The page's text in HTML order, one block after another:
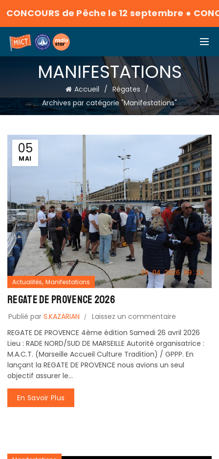
de Pêche le 12 septembre●
MANIFESTATIONS
Accueil
Régates
Archives par catégorie "Manifestations"
05
MAI
Actualités, Manifestations
REGATE DE PROVENCE 2026
Publié par S.KAZARIAN
Laissez un commentaire
REGATE DE PROVENCE 4ème édition Samedi 26 avril 2026
Lieu : RADE NORD/SUD DE MARSEILLE Autorité organisatrice :
M.A.C.T. (Marseille Accueil Culture Tradition) / GPPP. En
lançant la REGATE DE PROVENCE nous avions un seul
objectif assurer le...
En Savoir Plus